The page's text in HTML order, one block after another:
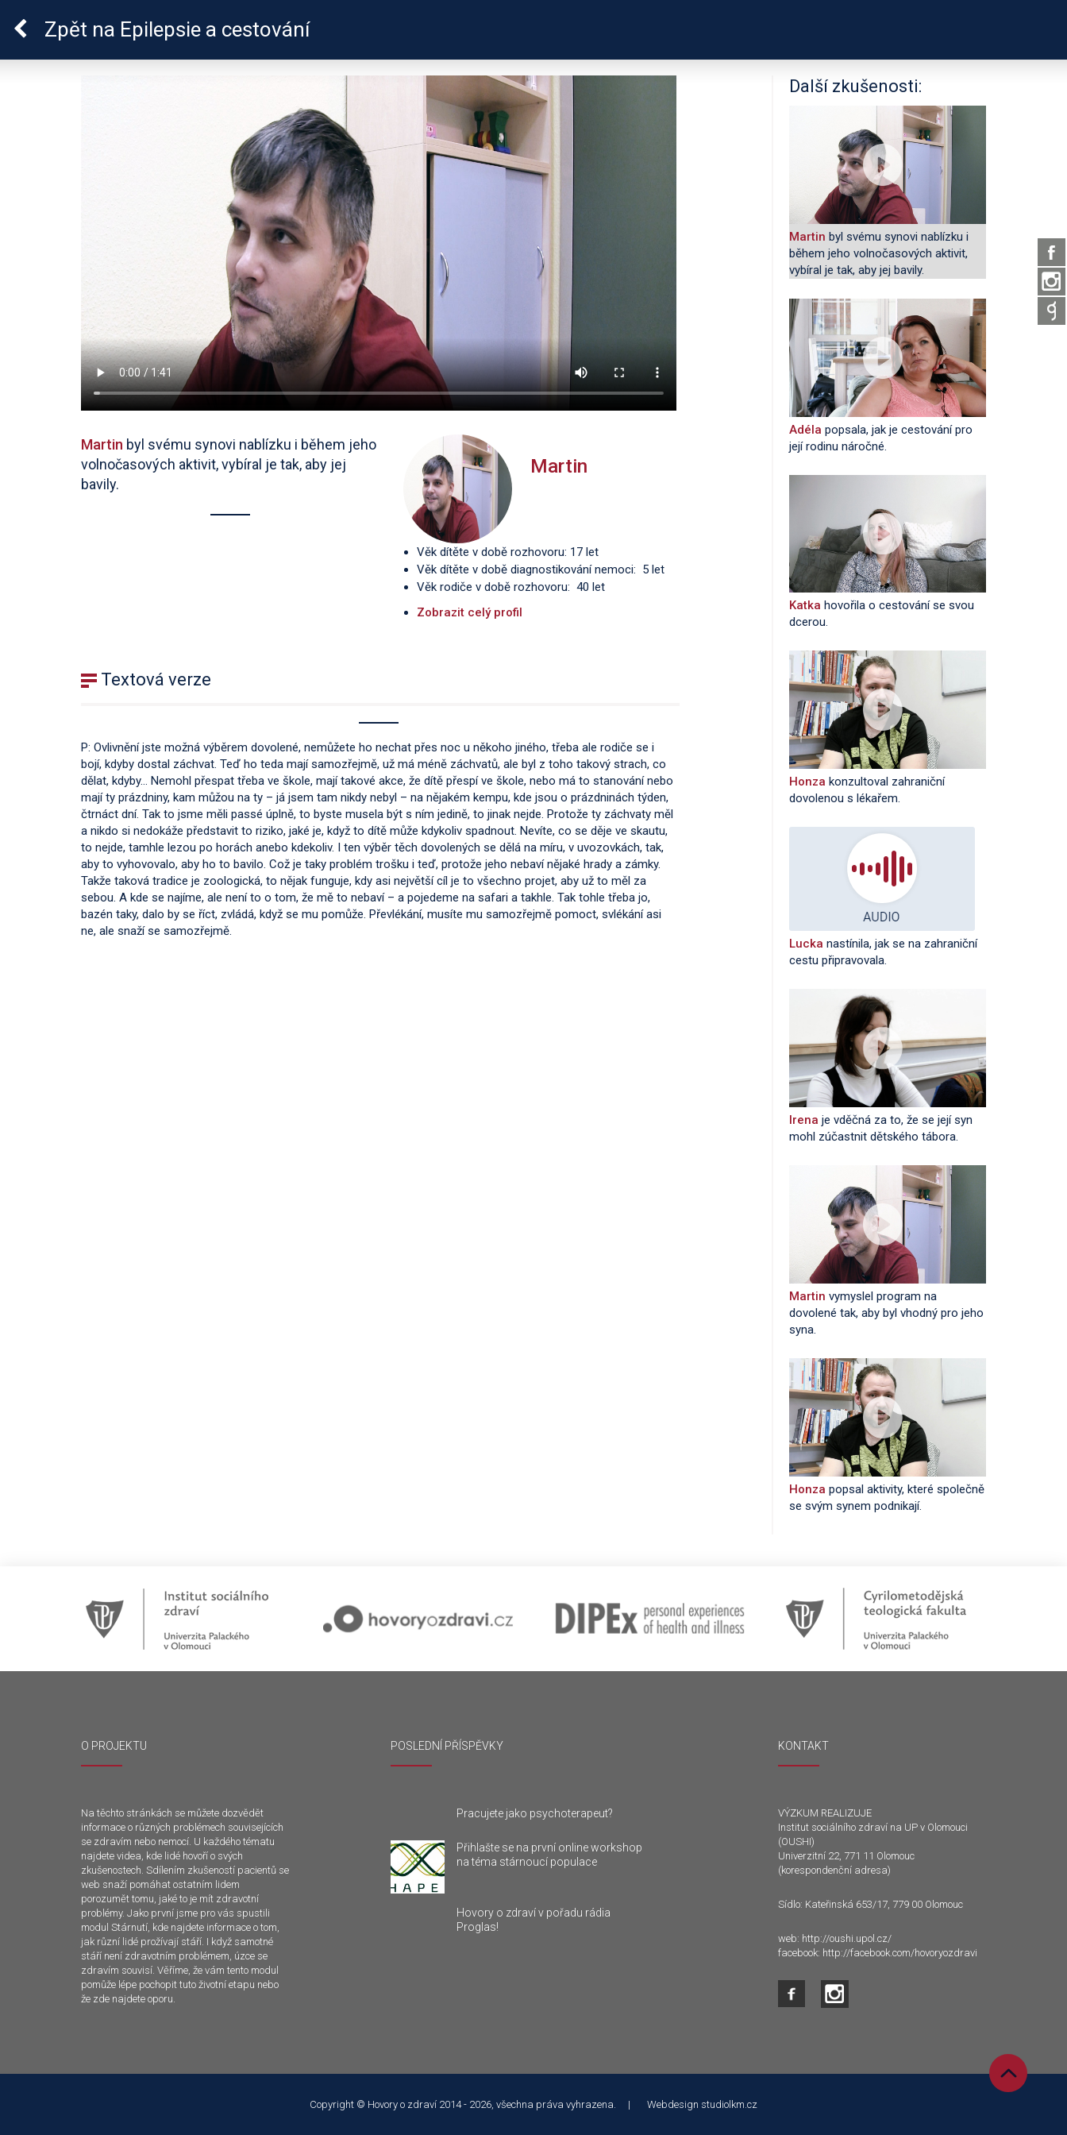
Epilepsie u dětí
Zpět na Epilepsie a cestování
Martin byl svému synovi nablízku i během jeho
volnočasových aktivit, vybíral je tak, aby jej
bavily.
Martin
Věk dítěte v době rozhovoru: 17 let
Věk dítěte v době diagnostikování nemoci: 5 let
Věk rodiče v době rozhovoru: 40 let
Zobrazit celý profil
Textová verze
P: Ovlivnění jste možná výběrem dovolené, nemůžete ho nechat přes noc u někoho jiného, třeba ale rodiče se i
bojí, kdyby dostal záchvat. Teď ho teda mají samozřejmě, už má méně záchvatů, ale byl z toho takový strach, co
dělat, kdyby… Nemohl přespat třeba ve škole, mají takové akce, že dítě přespí ve škole, nebo má to stanování nebo
mají ty prázdniny, kam můžou na ty – já jsem tam nikdy nebyl – na nějakém kempu, kde jsou o prázdninách týden,
čtrnáct dní. Tak to jsme měli passé úplně, to byste musela být s ním jedině, to jinak nejde. Protože ty záchvaty měl
a nikdo si nedokáže představit to riziko, jaké je, když to dítě může kdykoliv spadnout. Nevíte, co se děje ve skautu,
to nejde, tamhle lezou po horách anebo kdekoliv. I ten výběr těch dovolených se dělá na míru, v uvozovkách, tak,
aby to vyhovovalo, aby ho to bavilo. Což je taky problém trošku i teď, protože jeho nebaví nějaké hrady a zámky.
Takže taková tradice je zoologická, to nějak funguje, kdy asi největší cíl je to všechno projet, aby už to měl za
sebou. A kde se najíme, ale není to o tom, že mě to nebaví – a pojedeme na safari a takhle. Tak tohle třeba jo,
bazén taky, dalo by se říct, zvládá, když se mu pomůže. Převlékání, musíte mu samozřejmě pomoct, svlékání asi
ne, ale snaží se samozřejmě.
Další zkušenosti:
Martin byl svému synovi nablízku i
během jeho volnočasových aktivit,
vybíral je tak, aby jej bavily.
Adéla popsala, jak je cestování pro
její rodinu náročné.
Katka hovořila o cestování se svou
dcerou.
Honza konzultoval zahraniční
dovolenou s lékařem.
Lucka nastínila, jak se na zahraniční
cestu připravovala.
Irena je vděčná za to, že se její syn
mohl zúčastnit dětského tábora.
Martin vymyslel program na
dovolené tak, aby byl vhodný pro jeho
syna.
Honza popsal aktivity, které společně
se svým synem podnikají.
O PROJEKTU
Na těchto stránkách se můžete dozvědět
informace o různých problémech souvisejících
se zdravím nebo nemocí. U každého tématu
najdete videa, kde lidé hovoří o svých
zkušenostech. Sdílením zkušeností pacientů se
web snaží pomáhat ostatním lidem
porozumět tomu, jaké to je mít zdravotní
problémy. Jako první jsme pro vás spustili
modul Stárnutí, kde najdete informace o tom,
jak různí lidé prožívají stáří. I když samotné
stáří není zdravotním problémem, úzce se
zdravím souvisí. Věříme, že vám tento modul
pomůže lépe pochopit tuto životní etapu nebo
že zde najdete oporu.
POSLEDNÍ PŘÍSPĚVKY
Pracujete jako psychoterapeut?
Přihlašte se na první online workshop
na téma stárnoucí populace
Hovory o zdraví v pořadu rádia
Proglas!
KONTAKT
VÝZKUM REALIZUJE
Institut sociálního zdraví na UP v Olomouci
(OUSHI)
Univerzitní 22, 771 11 Olomouc
(korespondenční adresa)
Sídlo: Kateřinská 653/17, 779 00 Olomouc
web: http://oushi.upol.cz/
facebook: http://facebook.com/hovoryozdravi
Copyright © Hovory o zdraví 2014 - 2026, všechna práva vyhrazena. | Webdesign studiolkm.cz
Tento web používá k poskytování služeb a analýze návštěvnosti soubory cookie. Používáním tohoto webu s tím souhlasíte.